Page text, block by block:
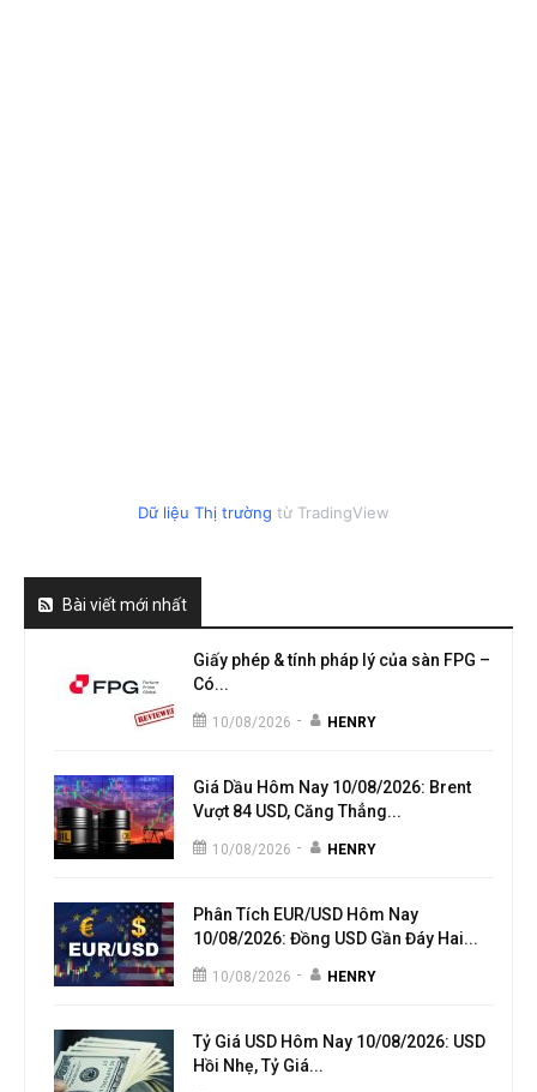
Dữ liệu Thị trường từ TradingView
Bài viết mới nhất
Giấy phép & tính pháp lý của sàn FPG –
Có...
10/08/2026 - HENRY
Giá Dầu Hôm Nay 10/08/2026: Brent
Vượt 84 USD, Căng Thẳng...
10/08/2026 - HENRY
Phân Tích EUR/USD Hôm Nay
10/08/2026: Đồng USD Gần Đáy Hai...
10/08/2026 - HENRY
Tỷ Giá USD Hôm Nay 10/08/2026: USD
Hồi Nhẹ, Tỷ Giá...